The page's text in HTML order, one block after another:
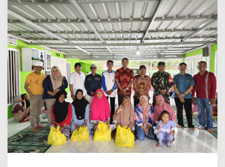
d
a
n
W
a
r
t
a
o
f
f
e
e
S
a
l